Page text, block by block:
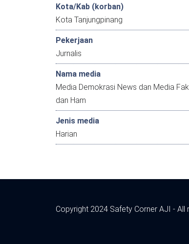
Kota/Kab (korban)
Kota Tanjungpinang
Pekerjaan
Jurnalis
Nama media
Media Demokrasi News dan Media
dan Ham
Jenis media
Harian
Copyright 2024 Safety Corner AJI - All